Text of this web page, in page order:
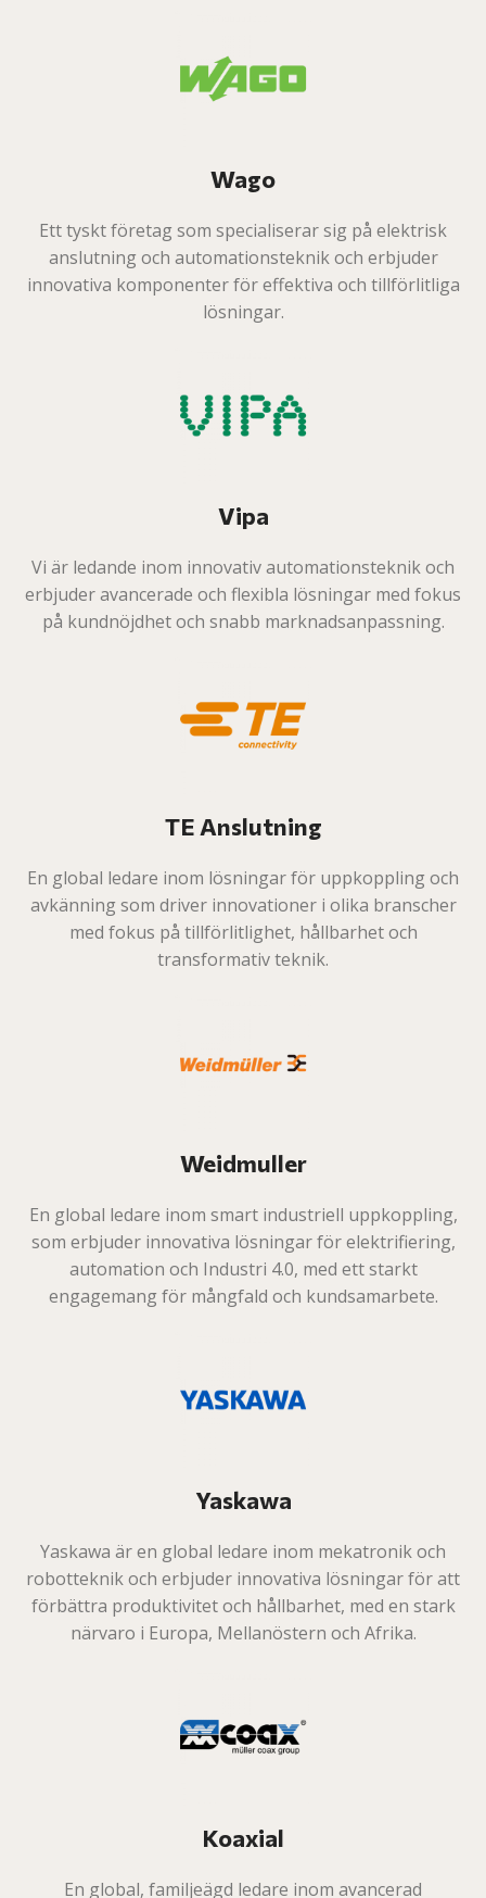
Wago
Ett tyskt företag som specialiserar sig på elektrisk
anslutning och automationsteknik och erbjuder
innovativa komponenter för effektiva och tillförlitliga
lösningar.
Vipa
Vi är ledande inom innovativ automationsteknik och
erbjuder avancerade och flexibla lösningar med fokus
på kundnöjdhet och snabb marknadsanpassning.
TE Anslutning
En global ledare inom lösningar för uppkoppling och
avkänning som driver innovationer i olika branscher
med fokus på tillförlitlighet, hållbarhet och
transformativ teknik.
Weidmuller
En global ledare inom smart industriell uppkoppling,
som erbjuder innovativa lösningar för elektrifiering,
automation och Industri 4.0, med ett starkt
engagemang för mångfald och kundsamarbete.
Yaskawa
Yaskawa är en global ledare inom mekatronik och
robotteknik och erbjuder innovativa lösningar för att
förbättra produktivitet och hållbarhet, med en stark
närvaro i Europa, Mellanöstern och Afrika.
Koaxial
En global, familjeägd ledare inom avancerad